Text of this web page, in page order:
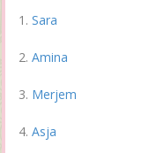
Sara
Amina
Merjem
Asja